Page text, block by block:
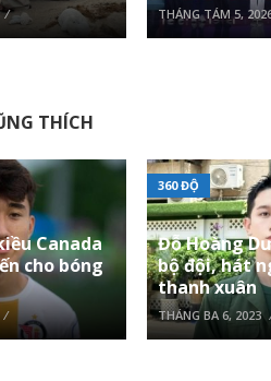
THÁNG TÁM 5,
THÍCH
Canada
cho bóng
360 ĐỘ
Đỗ Hoàng
bộ đội, hát
thanh xuân
THÁNG BA 6, 2023